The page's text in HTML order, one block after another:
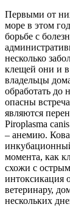
Первыми от
море в этом
борьбе с
несколько
клещей они и в
владельцы
обработать до
опасны
являются
Piroplasma
– анемию.
момента, как
схожи с
интоксикация
ветеринару,
нескольких